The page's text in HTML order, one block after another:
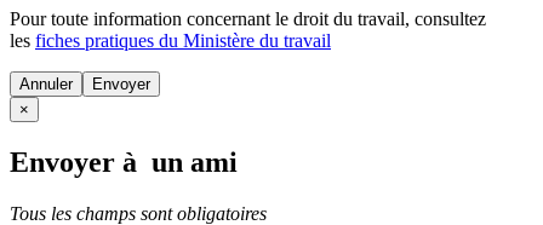
Pour toute information concernant le droit du travail, consultez
les fiches pratiques du Ministère du travail
Annuler
×
Envoyer à un ami
Tous les champs sont obligatoires